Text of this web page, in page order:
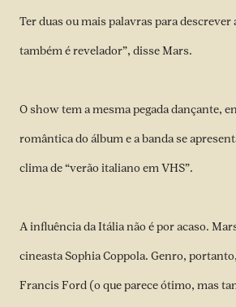
Ter duas ou mais palavras para descrever
também é revelador”, disse Mars.
O show tem a mesma pegada dançante,
romântica do álbum e a banda se
clima de “verão italiano em VHS”.
A influência da Itália não é por acaso.
cineasta Sophia Coppola. Genro,
Francis Ford (o que parece ótimo, mas